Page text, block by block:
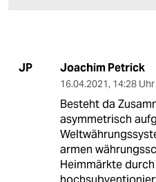
JP Joachim Petrick
16.04.2021, 14:28 Uhr
Besteht da
asymmetrisch
armen
Heimmärkte